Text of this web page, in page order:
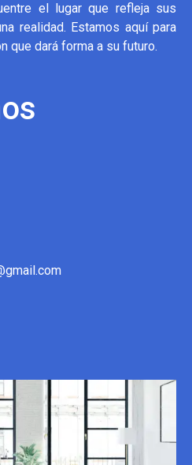
el lugar que refleja sus
realidad. Estamos aquí para
que dará forma a su futuro.